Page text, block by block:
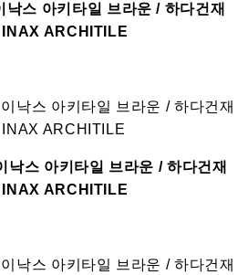
낙스 아키타일 브라운 / 하다건재
INAX ARCHITILE
낙스 아키타일 브라운 / 하다건재
INAX ARCHITILE